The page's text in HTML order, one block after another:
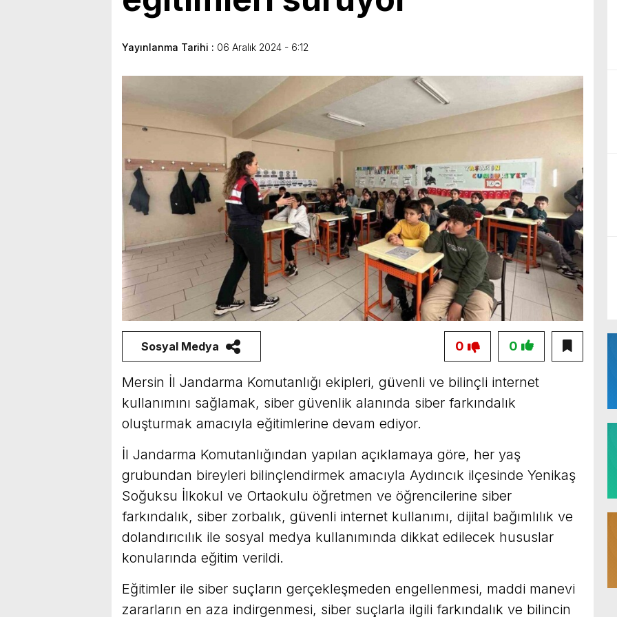
bulunduk. Ortak akıl ve iş birliğiyle hayata geçireceğimiz çalışmalar üzerine verimli bir
Yayınlanma Tarihi : 06 Aralık 2024 - 6:12
Sosyal Medya 0
0
Mersin İl Jandarma Komutanlığı ekipleri, güvenli ve bilinçli internet
kullanımını sağlamak, siber güvenlik alanında siber farkındalık
oluşturmak amacıyla eğitimlerine devam ediyor.
İl Jandarma Komutanlığından yapılan açıklamaya göre, her yaş
grubundan bireyleri bilinçlendirmek amacıyla Aydıncık ilçesinde Yenikaş
Soğuksu İlkokul ve Ortaokulu öğretmen ve öğrencilerine siber
farkındalık, siber zorbalık, güvenli internet kullanımı, dijital bağımlılık ve
dolandırıcılık ile sosyal medya kullanımında dikkat edilecek hususlar
konularında eğitim verildi.
Eğitimler ile siber suçların gerçekleşmeden engellenmesi, maddi manevi
zararların en aza indirgenmesi, siber suçlarla ilgili farkındalık ve bilincin